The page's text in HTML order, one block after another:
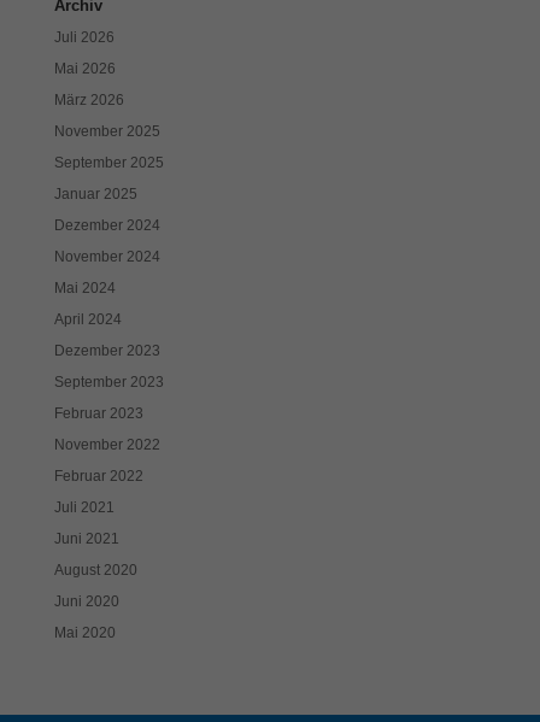
Archiv
Juli 2026
Mai 2026
März 2026
November 2025
September 2025
Januar 2025
Dezember 2024
November 2024
Mai 2024
April 2024
Dezember 2023
September 2023
Februar 2023
November 2022
Februar 2022
Juli 2021
Juni 2021
August 2020
Juni 2020
Mai 2020